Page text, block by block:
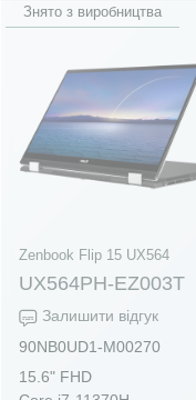
Знято з виробництва
Zenbook Flip 15 UX564
UX564PH-EZ003T
Залишити відгук
90NB0UD1-M00270
15.6" FHD